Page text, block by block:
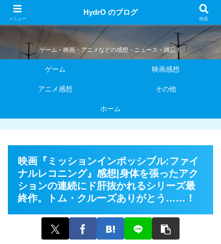
HydrO のブログ
ゲーム・映画・アニメなどの感想・ニュース・雑記！
ゲーム 映画感想
アニメ感想 その他
ホーム
映画『ミッションインポッシブル:ファイ
ナルレコニング』感想|身体を張ったアク
ションの連続にド肝抜かれるシリーズ最
終作。トム・クルーズありがとう……！
メニュー
HydrO のブログ
検索